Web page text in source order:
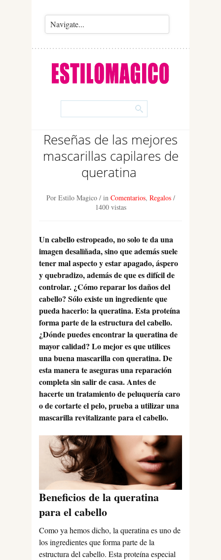
Reseñas de las mejores
mascarillas capilares de
queratina
Por Estilo Magico/ in Comentarios, Regalos/
1400 vistas
Un cabello estropeado, no solo te da una
imagen desaliñada, sino que además suele
tener mal aspecto y estar apagado, áspero
y quebradizo, además de que es difícil de
controlar. ¿Cómo reparar los daños del
cabello? Sólo existe un ingrediente que
pueda hacerlo: la queratina. Esta proteína
forma parte de la estructura del cabello.
¿Dónde puedes encontrar la queratina de
mayor calidad? Lo mejor es que utilices
una buena mascarilla con queratina. De
esta manera te aseguras una reparación
completa sin salir de casa. Antes de
hacerte un tratamiento de peluquería caro
o de cortarte el pelo, prueba a utilizar una
mascarilla revitalizante para el cabello.
Beneficios de la queratina
para el cabello
Como ya hemos dicho, la queratina es uno de
los ingredientes que forma parte de la
estructura del cabello. Esta proteína especial